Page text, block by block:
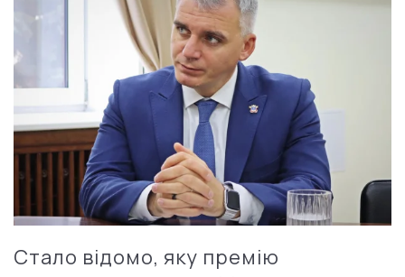
Стало відомо, яку премію